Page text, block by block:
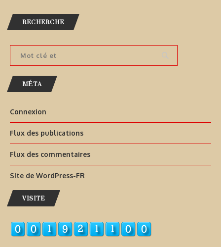
RECHERCHE
MÉTA
Connexion
Flux des publications
Flux des commentaires
Site de WordPress-FR
VISITE